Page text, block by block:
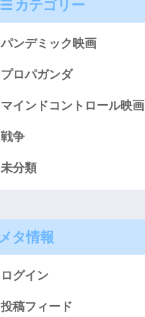
カテゴリー
パンデミック映画
プロパガンダ
マインドコントロール映画
戦争
未分類
メタ情報
ログイン
投稿フィード